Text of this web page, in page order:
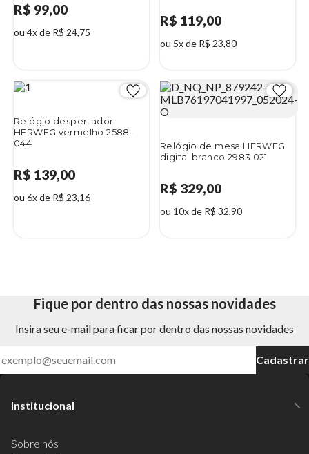
R$ 99,00
ou 4x de R$ 24,75
R$ 119,00
ou 5x de R$ 23,80
Relógio despertador
HERWEG vermelho 2588-
044
R$ 139,00
ou 6x de R$ 23,16
Relógio de mesa HERWEG
digital branco 2983 021
R$ 329,00
ou 10x de R$ 32,90
Fique por dentro das nossas novidades
Insira seu e-mail para ficar por dentro das nossas novidades
Cadastrar
Institucional
Sobre nós